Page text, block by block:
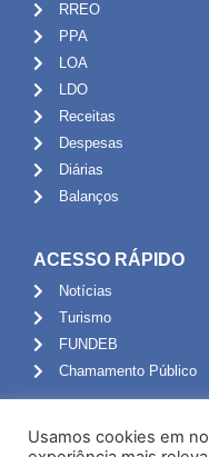
RREO
PPA
LOA
LDO
Receitas
Despesas
Diárias
Balanços
ACESSO RÁPIDO
Notícias
Turismo
FUNDEB
Chamamento Público
Usamos cookies em